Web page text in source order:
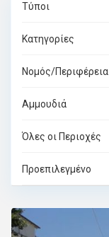
Τύποι
Κατηγορίες
Νομός/Περιφέρεια
Αμμουδιά
Όλες οι Περιοχές
Προεπιλεγμένο